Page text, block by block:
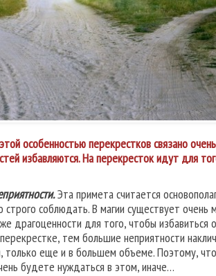
особенностью перекрестков связано
избавляются. На перекресток идут для
Эта примета считается
соблюдать. В магии существует очень
драгоценности для того, чтобы
тем большие неприятности
еще и в большем объеме. Поэтому,
будете нуждаться в этом, иначе…